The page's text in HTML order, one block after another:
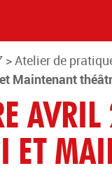
> Atelier de
Maintenant
ET